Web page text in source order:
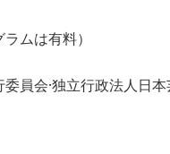
ムは有料）
員会·独立行政法人日本